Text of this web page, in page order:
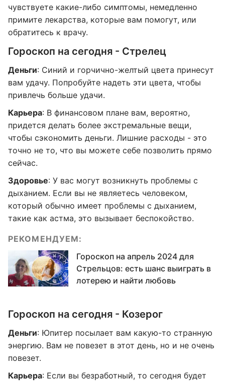
чувствуете какие-либо симптомы, немедленно
примите лекарства, которые вам помогут, или
обратитесь к врачу.
Гороскоп на сегодня - Стрелец
Деньги: Синий и горчично-желтый цвета принесут
вам удачу. Попробуйте надеть эти цвета, чтобы
привлечь больше удачи.
Карьера: В финансовом плане вам, вероятно,
придется делать более экстремальные вещи,
чтобы сэкономить деньги. Лишние расходы - это
точно не то, что вы можете себе позволить прямо
сейчас.
Здоровье: У вас могут возникнуть проблемы с
дыханием. Если вы не являетесь человеком,
который обычно имеет проблемы с дыханием,
такие как астма, это вызывает беспокойство.
РЕКОМЕНДУЕМ:
Гороскоп на апрель 2024 для
Стрельцов: есть шанс выиграть в
лотерею и найти любовь
Гороскоп на сегодня - Козерог
Деньги: Юпитер посылает вам какую-то странную
энергию. Вам не повезет в этот день, но и не очень
повезет.
Карьера: Если вы безработный, то сегодня будет